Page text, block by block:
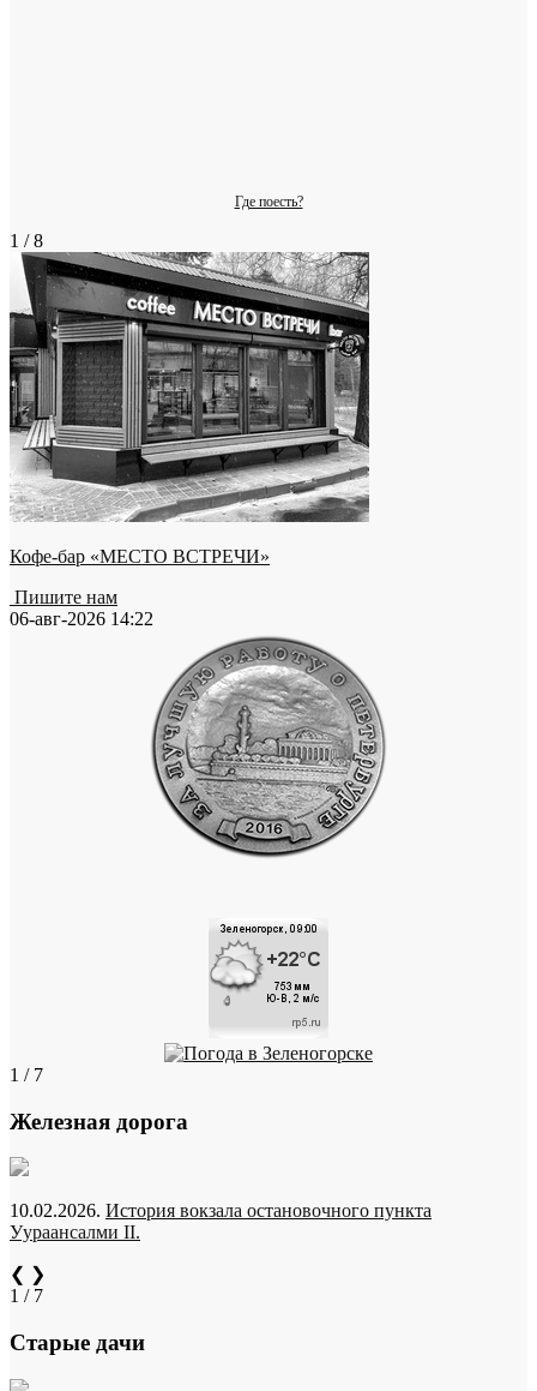
Где поесть?
1 / 8
Кофе-бар «МЕСТО ВСТРЕЧИ»
Пишите нам
06-авг-2026 14:22
1 / 7
Железная дорога
10.02.2026. История вокзала остановочного пункта
Уураансалми II.
❮ ❯
1 / 7
Старые дачи